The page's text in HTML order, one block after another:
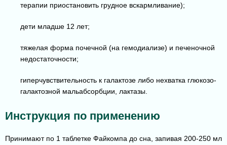
терапии приостановить грудное вскармливание);
дети младше 12 лет;
тяжелая форма почечной (на гемодиализе) и печеночной
недостаточности;
гиперчувствительность к галактозе либо нехватка глюкозо-
галактозной мальабсорбции, лактазы.
Инструкция по применению
Принимают по 1 таблетке Файкомпа до сна, запивая 200-250 мл